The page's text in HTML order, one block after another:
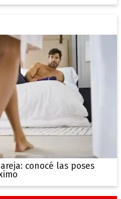
conocé las poses